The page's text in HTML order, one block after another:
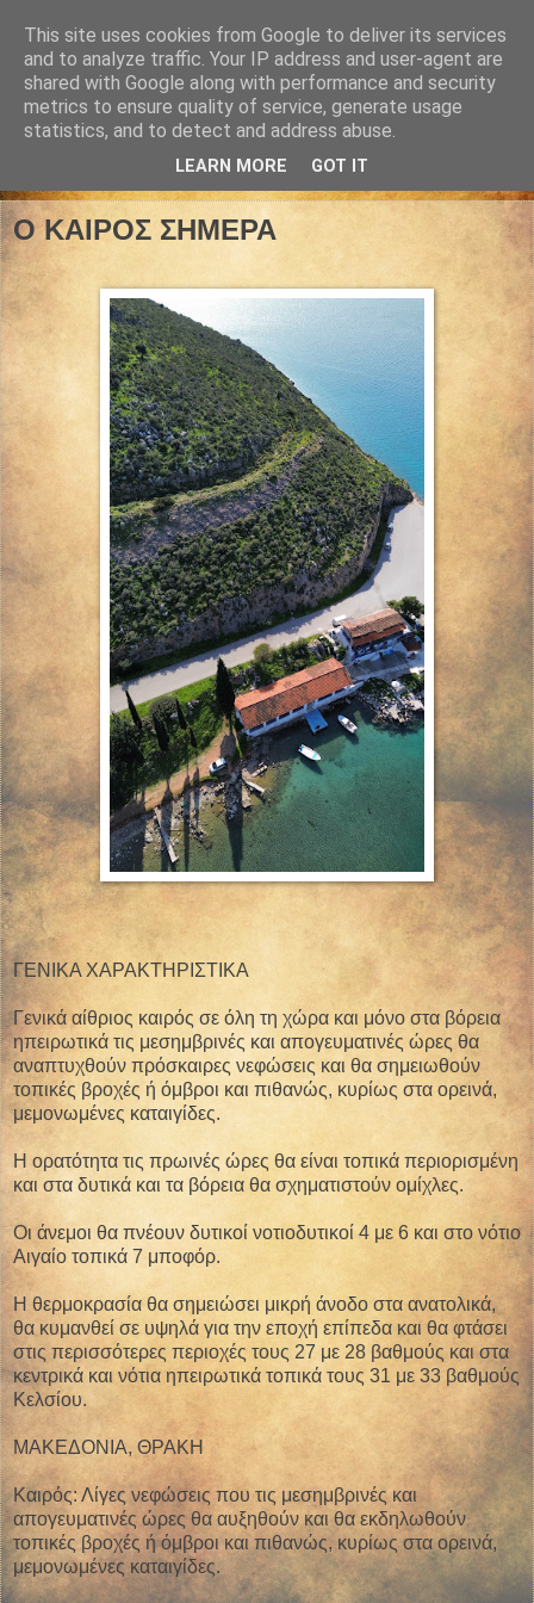
Ο ΚΑΙΡΟΣ ΣΗΜΕΡΑ
ΓΕΝΙΚΑ ΧΑΡΑΚΤΗΡΙΣΤΙΚΑ
Γενικά αίθριος καιρός σε όλη τη χώρα και μόνο στα βόρεια
ηπειρωτικά τις μεσημβρινές και απογευματινές ώρες θα
αναπτυχθούν πρόσκαιρες νεφώσεις και θα σημειωθούν
τοπικές βροχές ή όμβροι και πιθανώς, κυρίως στα ορεινά,
μεμονωμένες καταιγίδες.
Η ορατότητα τις πρωινές ώρες θα είναι τοπικά περιορισμένη
και στα δυτικά και τα βόρεια θα σχηματιστούν ομίχλες.
Οι άνεμοι θα πνέουν δυτικοί νοτιοδυτικοί 4 με 6 και στο νότιο
Αιγαίο τοπικά 7 μποφόρ.
Η θερμοκρασία θα σημειώσει μικρή άνοδο στα ανατολικά,
θα κυμανθεί σε υψηλά για την εποχή επίπεδα και θα φτάσει
στις περισσότερες περιοχές τους 27 με 28 βαθμούς και στα
κεντρικά και νότια ηπειρωτικά τοπικά τους 31 με 33 βαθμούς
Κελσίου.
ΜΑΚΕΔΟΝΙΑ, ΘΡΑΚΗ
Καιρός: Λίγες νεφώσεις που τις μεσημβρινές και
απογευματινές ώρες θα αυξηθούν και θα εκδηλωθούν
τοπικές βροχές ή όμβροι και πιθανώς, κυρίως στα ορεινά,
μεμονωμένες καταιγίδες.
This site uses cookies from Google to deliver its services
and to analyze traffic. Your IP address and user-agent are
shared with Google along with performance and security
metrics to ensure quality of service, generate usage
statistics, and to detect and address abuse.
LEARN MORE GOT IT